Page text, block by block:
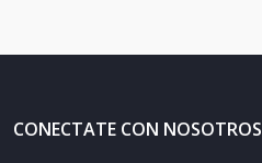
CONECTATE CON NOSOTROS